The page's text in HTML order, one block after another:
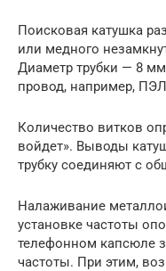
Поисковая катушка
или медного
Диаметр трубки — 8
провод, например,
Количество витков
войдет». Выводы
трубку соединяют с
Налаживание
установке частоты
телефонном капсюле
частоты. При этим,